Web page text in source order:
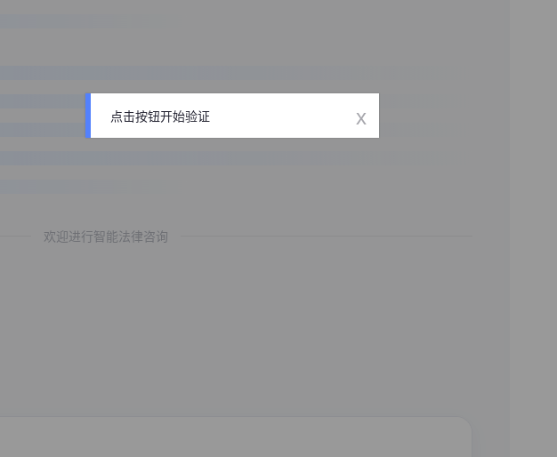
欢迎进行智能法律咨询
点击按钮开始验证 x